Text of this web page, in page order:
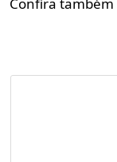
Confira também